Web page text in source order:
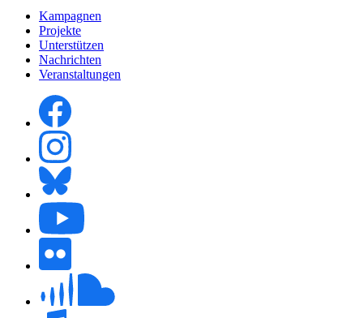
Kampagnen
Projekte
Unterstützen
Nachrichten
Veranstaltungen